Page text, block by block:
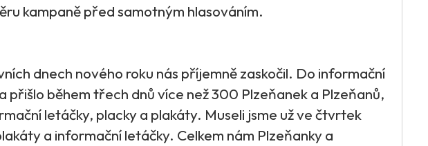
kampaně před samotným hlasováním.
dnech nového roku nás příjemně zaskočil. Do informační
přišlo během třech dnů více než 300 Plzeňanek a Plzeňanů,
letáčky, placky a plakáty. Museli jsme už ve čtvrtek
a informační letáčky. Celkem nám Plzeňanky a